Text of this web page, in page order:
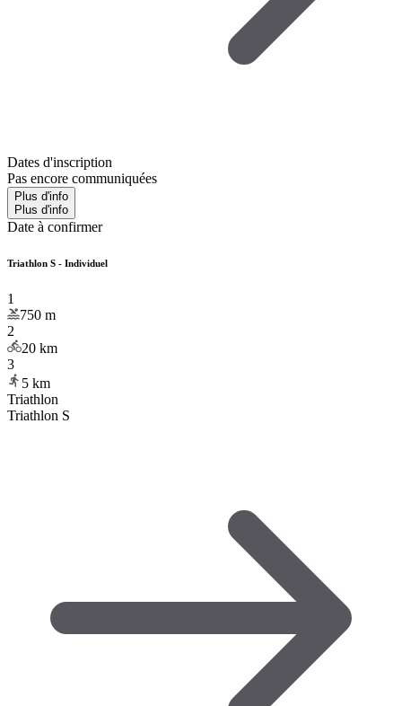
Dates d'inscription
Pas encore communiquées
Plus d'info
Plus d'info
Date à confirmer
Triathlon S - Individuel
1
750 m
2
20 km
3
5 km
Triathlon
Triathlon S